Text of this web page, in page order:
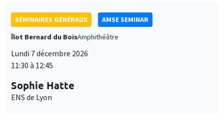
SÉMINAIRES GÉNÉRAUX
AMSE SEMINAR
Îlot Bernard du BoisAmphithéâtre
Lundi 7 décembre 2026
11:30 à 12:45
Sophie Hatte
ENS de Lyon